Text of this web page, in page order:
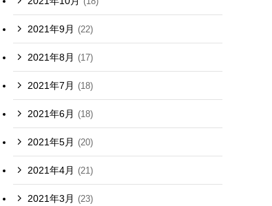
2021年9月 (22)
2021年8月 (17)
2021年7月 (18)
2021年6月 (18)
2021年5月 (20)
2021年4月 (21)
2021年3月 (23)